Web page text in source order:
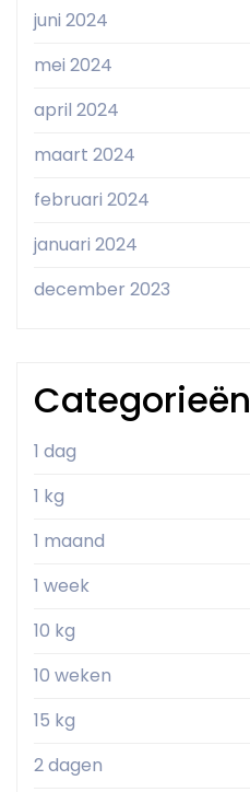
juni 2024
mei 2024
april 2024
maart 2024
februari 2024
januari 2024
december 2023
Categorieën
1 dag
1 kg
1 maand
1 week
10 kg
10 weken
15 kg
2 dagen